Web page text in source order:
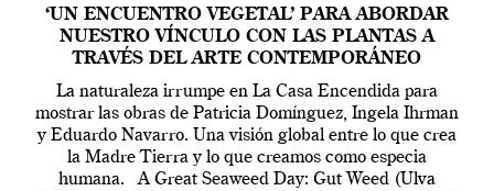
‘UN ENCUENTRO VEGETAL’ PARA ABORDAR
NUESTRO VÍNCULO CON LAS PLANTAS A
TRAVÉS DEL ARTE CONTEMPORÁNEO
La naturaleza irrumpe en La Casa Encendida para
mostrar las obras de Patricia Domínguez, Ingela Ihrman
y Eduardo Navarro. Una visión global entre lo que crea
la Madre Tierra y lo que creamos como especia
humana. A Great Seaweed Day: Gut Weed (Ulva